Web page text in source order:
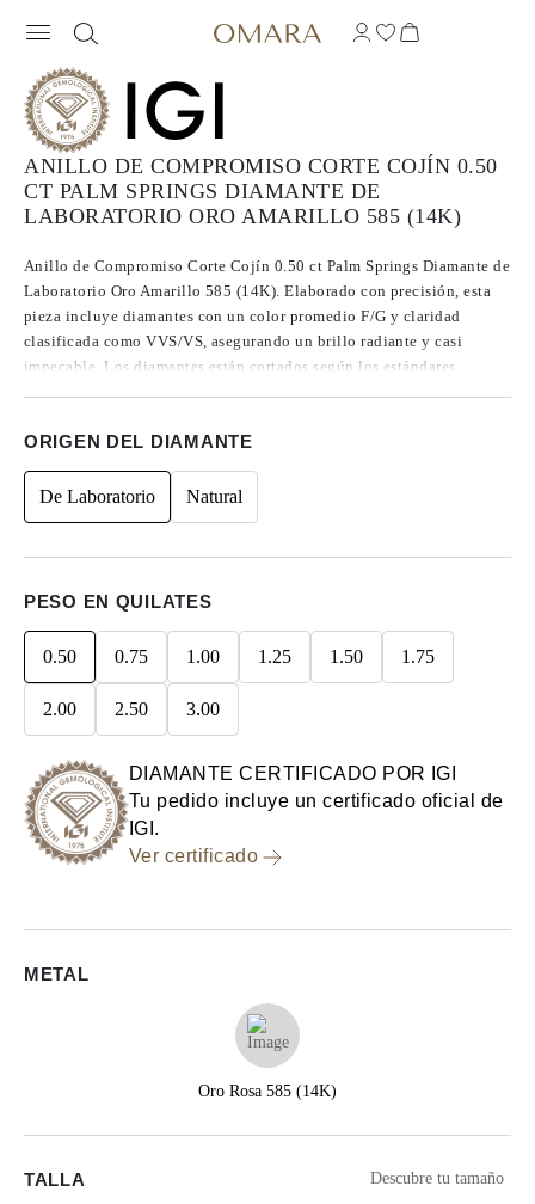
ANILLO DE COMPROMISO CORTE COJÍN 0.50
CT PALM SPRINGS DIAMANTE DE
LABORATORIO ORO AMARILLO 585 (14K)
Anillo de Compromiso Corte Cojín 0.50 ct Palm Springs Diamante de
Laboratorio Oro Amarillo 585 (14K). Elaborado con precisión, esta
pieza incluye diamantes con un color promedio F/G y claridad
clasificada como VVS/VS, asegurando un brillo radiante y casi
impecable. Los diamantes están cortados según los estándares
excepcional, y no presentan fluorescencia.
ORIGEN DEL DIAMANTE
De Laboratorio Natural
PESO EN QUILATES
0.50 0.75 1.00 1.25 1.50 1.75
2.00 2.50 3.00
DIAMANTE CERTIFICADO POR IGI
Tu pedido incluye un certificado oficial de
IGI.
Ver certificado
METAL
Oro Rosa 585 (14K)
TALLA Descubre tu tamaño